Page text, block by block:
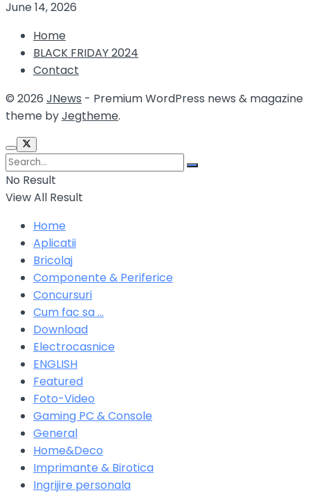
June 14, 2026
Home
BLACK FRIDAY 2024
Contact
© 2026 JNews - Premium WordPress news & magazine
theme byJegtheme.
No Result
View All Result
Home
Aplicatii
Bricolaj
Componente & Periferice
Concursuri
Cum fac sa …
Download
Electrocasnice
ENGLISH
Featured
Foto-Video
Gaming PC & Console
General
Home&Deco
Imprimante & Birotica
Ingrijire personala